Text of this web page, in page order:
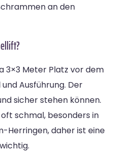
an den
3×3 Meter Platz vor dem
Ausführung. Der
sicher stehen können.
schmal, besonders in
Herringen, daher ist eine